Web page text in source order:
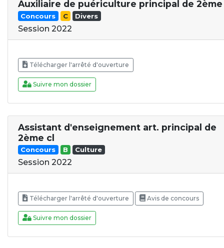
Auxiliaire de puériculture principal de 2ème
Concours C Divers
Session 2022
Télécharger l'arrêté d'ouverture
Suivre mon dossier
Assistant d'enseignement art. principal de
2ème cl
Concours B Culture
Session 2022
Télécharger l'arrêté d'ouverture Avis de concours
Suivre mon dossier